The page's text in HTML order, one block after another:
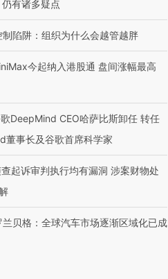
仍有诸多疑点
制陷阱：组织为什么会越管越胖
今起纳入港股通 盘间涨幅最高
DeepMind CEO哈萨比斯卸任 转任
董事长及谷歌首席科学家
起诉审判执行均有漏洞 涉案财物处
兰贝格：全球汽车市场逐渐区域化已成